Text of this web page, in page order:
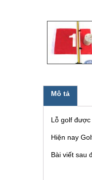
Mô tả
Lỗ golf
Hiện nay
Bài viết sau